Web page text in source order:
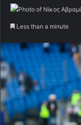
Less than a minute